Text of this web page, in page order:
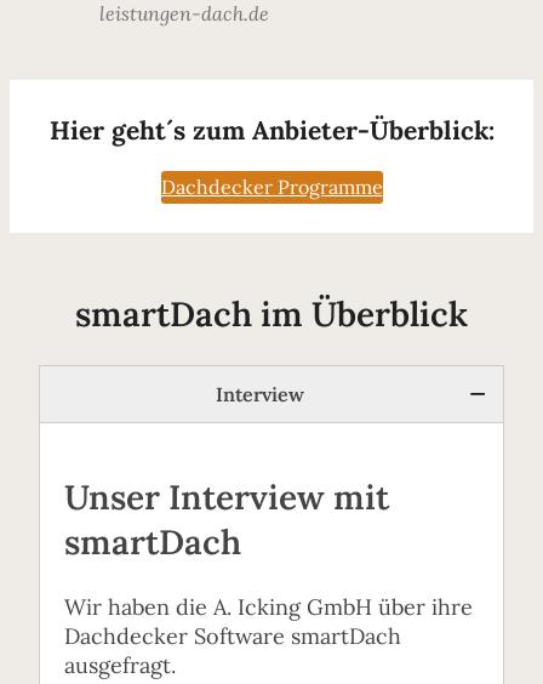
leistungen-dach.de
Hier geht´s zum Anbieter-Überblick:
Dachdecker Programme
smartDach im Überblick
Interview
Unser Interview mit
smartDach
Wir haben die A. Icking GmbH über ihre
Dachdecker Software smartDach
ausgefragt.